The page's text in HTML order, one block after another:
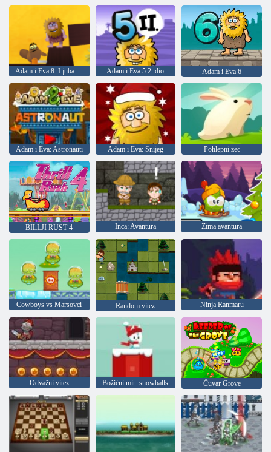
Adam i Eva 8: Ljubavna potraga Adam i Eva 5 2. dio Adam i Eva 6
Adam i Eva: Astronauti Adam i Eva: Snijeg Pohlepni zec
BILLJI RUST 4 Inca: Avantura Zima avantura
Cowboys vs Marsovci Random vitez Ninja Ranmaru
Odvažni vitez Božićni mir: snowballs Čuvar Grove